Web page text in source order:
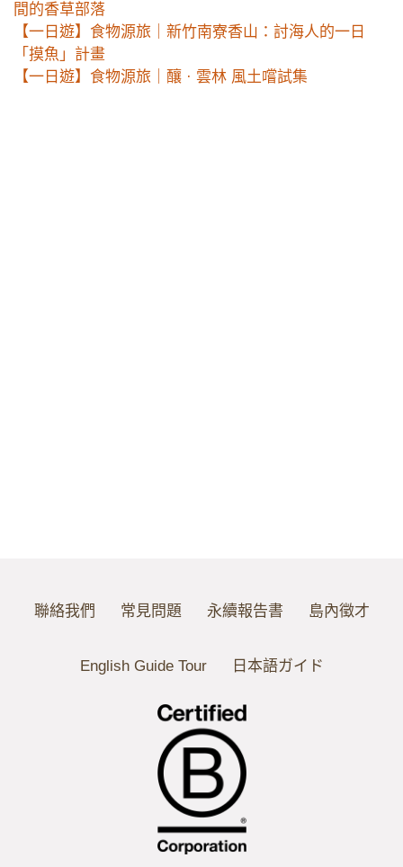
間的香草部落
【一日遊】食物源旅｜新竹南寮香山：討海人的一日
「摸魚」計畫
【一日遊】食物源旅｜釀 · 雲林 風土嚐試集
聯絡我們 常見問題 永續報告書 島內徵才
English Guide Tour 日本語ガイド